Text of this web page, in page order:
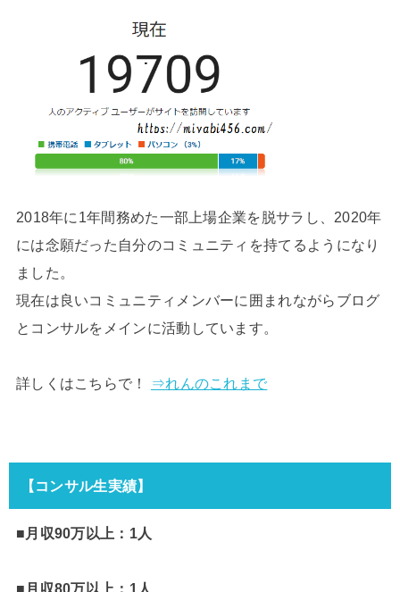
2018年に1年間務めた一部上場企業を脱サラし、2020年
には念願だった自分のコミュニティを持てるようになり
ました。
現在は良いコミュニティメンバーに囲まれながらブログ
とコンサルをメインに活動しています。
詳しくはこちらで！ ⇒れんのこれまで
【コンサル生実績】
■月収90万以上：1人
■月収80万以上：1人